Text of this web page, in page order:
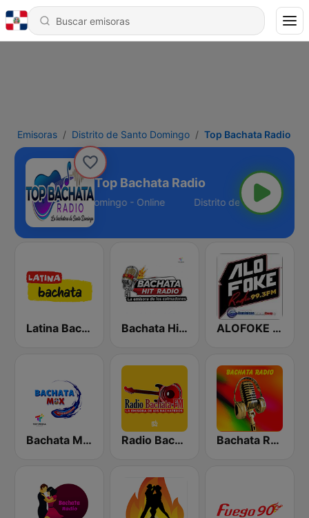
Emisoras Distrito de Santo Domingo Top Bachata Radio
Top Bachata Radio
Distrito de Santo Domingo - Online
Latina Bachata Bachata Hit Radio ALOFOKE 99.3 FM
Bachata Mix Radio Radio Bachata Bachata Radio